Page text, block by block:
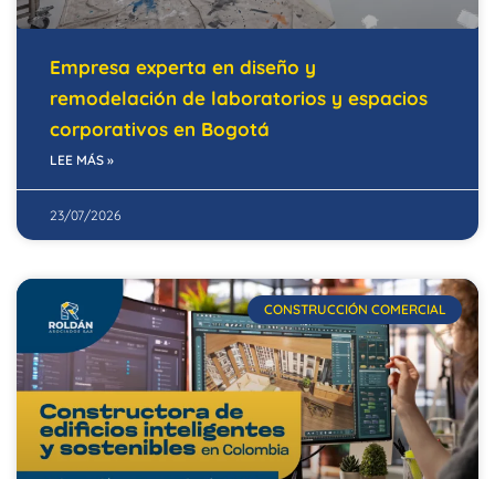
Empresa experta en diseño y
remodelación de laboratorios y espacios
corporativos en Bogotá
LEE MÁS »
23/07/2026
CONSTRUCCIÓN COMERCIAL